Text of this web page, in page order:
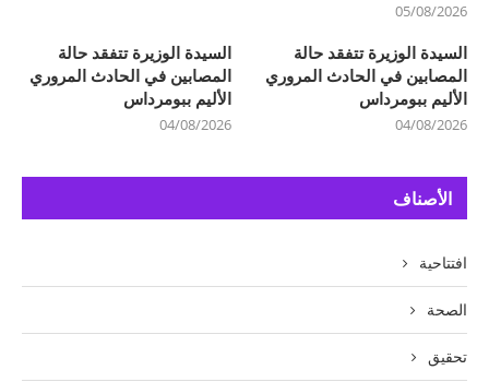
05/08/2026
السيدة الوزيرة تتفقد حالة
المصابين في الحادث المروري
الأليم ببومرداس
04/08/2026
السيدة الوزيرة تتفقد حالة
المصابين في الحادث المروري
الأليم ببومرداس
04/08/2026
الأصناف
افتتاحية
الصحة
تحقيق